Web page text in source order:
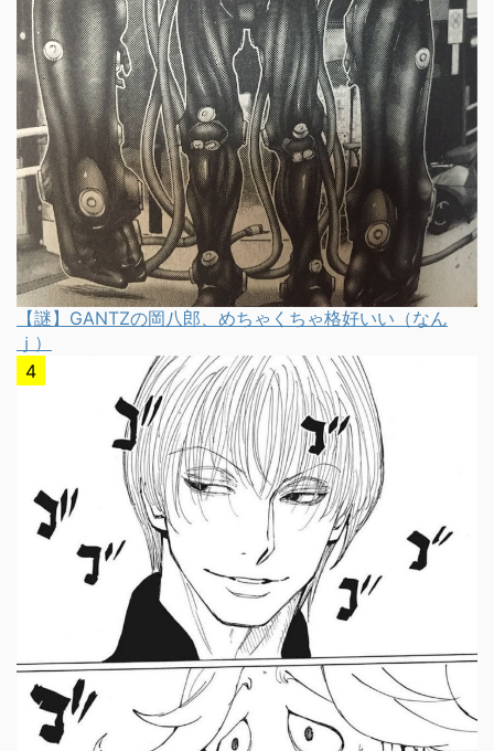
【謎】GANTZの岡八郎、めちゃくちゃ格好いい（なん
ｊ）